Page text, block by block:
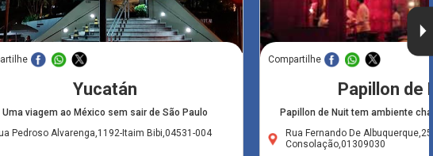
Yucatán
Uma viagem ao México sem sair de São Paulo
Pedroso Alvarenga,1192-Itaim Bibi,04531-004
Compartilhe
Papillon de
Papillon de Nuit tem ambiente
Rua Fernando De
Consolação,01309030